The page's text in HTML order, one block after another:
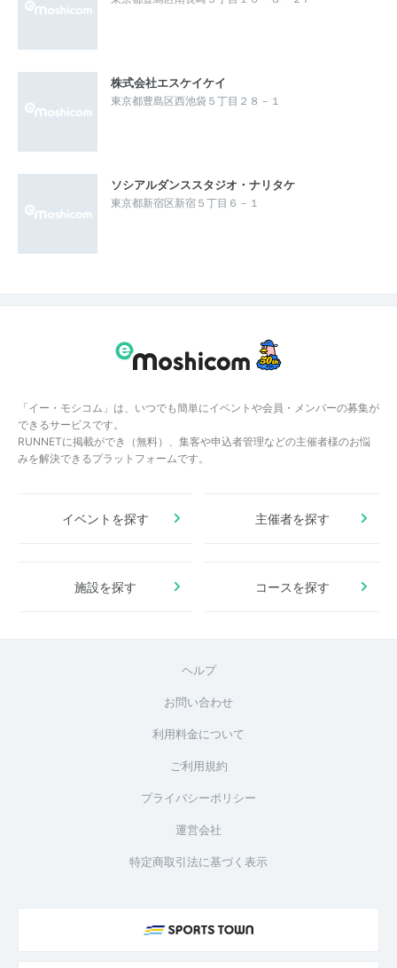
株式会社エスケイケイ
東京都豊島区西池袋５丁目２８－１
ソシアルダンススタジオ・ナリタケ
東京都新宿区新宿５丁目６－１
「イー・モシコム」は、いつでも簡単にイベントや会員・メンバーの募集が
できるサービスです。
RUNNETに掲載ができ（無料）、集客や申込者管理などの主催者様のお悩
みを解決できるプラットフォームです。
イベントを探す 主催者を探す
施設を探す コースを探す
ヘルプ
お問い合わせ
利用料金について
ご利用規約
プライバシーポリシー
運営会社
特定商取引法に基づく表示